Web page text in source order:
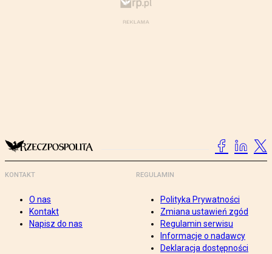
KONTAKT
O nas
Kontakt
Napisz do nas
REGULAMIN
Polityka Prywatności
Zmiana ustawień zgód
Regulamin serwisu
Informacje o nadawcy
Deklaracja dostępności